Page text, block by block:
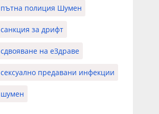
пътна полиция Шумен
санкция за дрифт
сдвояване на еЗдраве
сексуално предавани инфекции
шумен